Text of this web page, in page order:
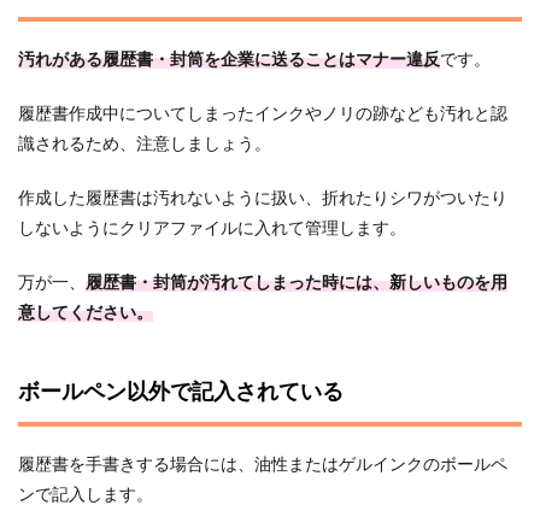
汚れがある履歴書・封筒を企業に送ることはマナー違反です。
履歴書作成中についてしまったインクやノリの跡なども汚れと認
識されるため、注意しましょう。
作成した履歴書は汚れないように扱い、折れたりシワがついたり
しないようにクリアファイルに入れて管理します。
万が一、 履歴書・封筒が汚れてしまった時には、新しいものを用
意してください。
ボールペン以外で記入されている
履歴書を手書きする場合には、油性またはゲルインクのボールペ
ンで記入します。